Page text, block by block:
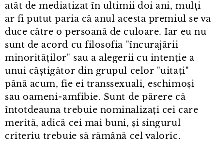
atât de mediatizat în ultimii doi ani, mulți
ar fi putut paria că anul acesta premiul se va
duce către o persoană de culoare. Iar eu nu
sunt de acord cu filosofia "încurajării
minorităților" sau a alegerii cu intenție a
unui câștigător din grupul celor "uitați"
până acum, fie ei transsexuali, eschimoși
sau oameni⁠-⁠amfibie. Sunt de părere că
întotdeauna trebuie nominalizați cei care
merită, adică cei mai buni, și singurul
criteriu trebuie să rămână cel valoric.